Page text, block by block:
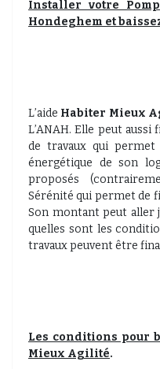
Installer votre
Hondeghem et
L’aide Habiter Mieux
L’ANAH. Elle peut
de travaux qui
énergétique de son
proposés
Sérénité qui permet de
Son montant peut aller
quelles sont les
travaux peuvent être
Les conditions pour
Mieux Agilité.